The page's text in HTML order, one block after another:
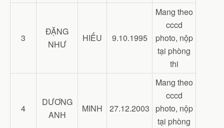
3
ĐẶNG
NHƯ
HIẾU 9.10.1995
Mang theo
cccd
photo, nộp
tại phòng
thi
4
DƯƠNG
ANH
MINH 27.12.2003
Mang theo
cccd
photo, nộp
tại phòng